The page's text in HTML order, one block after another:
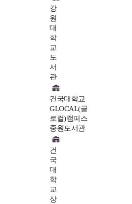
강
원
대
학
교
도
서
관
건국대학교
GLOCAL(글
로컬)캠퍼스
중원도서관
건
국
대
학
교
상